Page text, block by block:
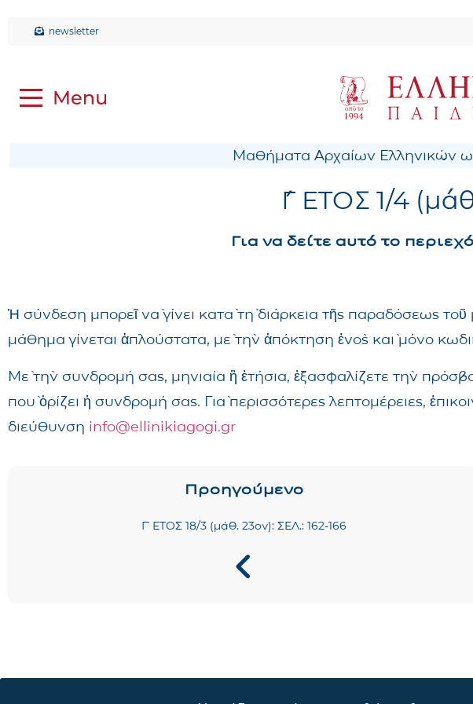
newsletter
Μαθήματα Αρχαίων Ελληνικών
Γ΄ ΕΤΟΣ 1/4
Για να δείτε αυτό το
Ἡ σύνδεση μπορεῖ νὰ γίνει κατὰ τὴ διάρκεια τῆς παραδόσεως
μάθημα γίνεται ἁπλούστατα, μὲ τὴν ἀπόκτηση ἑνὸς καὶ μόνο
Μὲ τὴν συνδρομή σας, μηνιαία ἢ ἐτήσια, ἐξασφαλίζετε τὴν
ποὺ ὁρίζει ἡ συνδρομή σας. Γιὰ περισσότερες λεπτομέρειες,
διεύθυνση info@ellinikiagogi.gr
Προηγούμενο
Γ΄ ΕΤΟΣ 18/3 (μάθ. 23ον): ΣΕΛ.: 162-166